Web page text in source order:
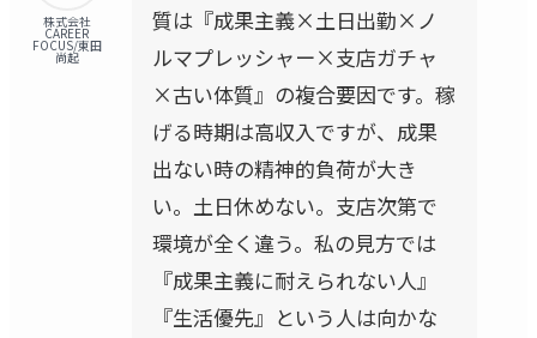
株式会社
CAREER
FOCUS/東田
尚起
質は『成果主義×土日出勤×ノ
ルマプレッシャー×支店ガチャ
×古い体質』の複合要因です。稼
げる時期は高収入ですが、成果
出ない時の精神的負荷が大き
い。土日休めない。支店次第で
環境が全く違う。私の見方では
『成果主義に耐えられない人』
『生活優先』という人は向かな